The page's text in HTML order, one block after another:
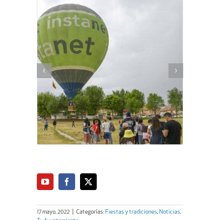
17 mayo, 2022 Categorías: Fiestas y tradiciones, Noticias,